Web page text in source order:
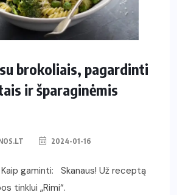
brokoliais, pagardinti
ir šparaginėmis
2024-01-16
gaminti: Skanaus! Už receptą
tinklui „Rimi“.